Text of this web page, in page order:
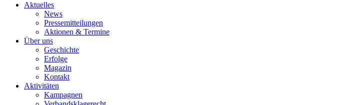
Aktuelles
News
Pressemitteilungen
Aktionen & Termine
Über uns
Geschichte
Erfolge
Magazin
Kontakt
Aktivitäten
Kampagnen